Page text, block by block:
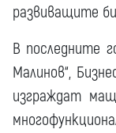
развиващите
В последните
Малинов“,
изграждат